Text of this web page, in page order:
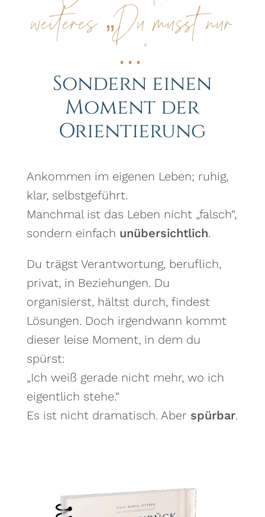
weiteres „Du musst nur
…“
Sondern einen
Moment der
Orientierung
Ankommen im eigenen Leben; ruhig,
klar, selbstgeführt.
Manchmal ist das Leben nicht „falsch“,
sondern einfach unübersichtlich.
Du trägst Verantwortung, beruflich,
privat, in Beziehungen. Du
organisierst, hältst durch, findest
Lösungen. Doch irgendwann kommt
dieser leise Moment, in dem du
spürst:
„Ich weiß gerade nicht mehr, wo ich
eigentlich stehe.“
Es ist nicht dramatisch. Aber spürbar.